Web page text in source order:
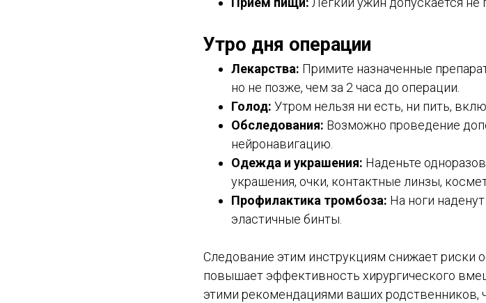
Утро дня операции
Лекарства: Примите назначенные
но не позже, чем за 2 часа до операции.
Голод: Утром нельзя ни есть, ни пить,
Обследования: Возможно проведение
нейронавигацию.
Одежда и украшения: Наденьте
украшения, очки, контактные линзы,
Профилактика тромбоза: На ноги
эластичные бинты.
Следование этим инструкциям снижает риски
повышает эффективность хирургического
этими рекомендациями ваших родственников,